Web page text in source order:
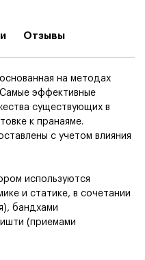
Отзывы
на методах
эффективные
существующих в
к пранаяме.
с учетом влияния
используются
и статике, в сочетании
бандхами
(приемами